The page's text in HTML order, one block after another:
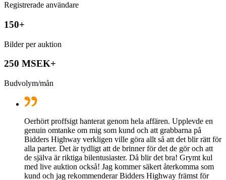
Registrerade användare
150+
Bilder per auktion
250 MSEK+
Budvolym/mån
Oerhört proffsigt hanterat genom hela affären. Upplevde en
genuin omtanke om mig som kund och att grabbarna på
Bidders Highway verkligen ville göra allt så att det blir rätt för
alla parter. Det är tydligt att de brinner för det de gör och att
de själva är riktiga bilentusiaster. Då blir det bra! Grymt kul
med live auktion också! Jag kommer säkert återkomma som
kund och jag rekommenderar Bidders Highway främst för